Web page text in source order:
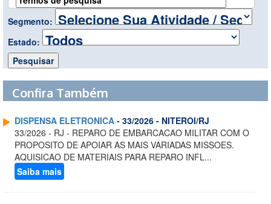
Segmento:
Estado:
Confira Também
DISPENSA ELETRONICA - 33/2026 - NITEROI/RJ
33/2026 - RJ - REPARO DE EMBARCACAO MILITAR COM O
PROPOSITO DE APOIAR AS MAIS VARIADAS MISSOES.
AQUISICAO DE MATERIAIS PARA REPARO INFL...
Saiba mais